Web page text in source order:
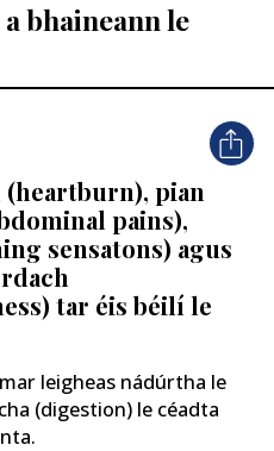
bhaineann le
pian
pains),
sensatons) agus
tar éis béilí le
leigheas nádúrtha le
(digestion) le céadta